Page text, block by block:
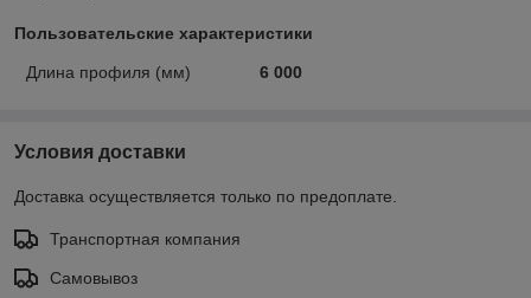
Пользовательские характеристики
Длина профиля (мм) 6 000
Условия доставки
Доставка осуществляется только по предоплате.
Транспортная компания
Самовывоз